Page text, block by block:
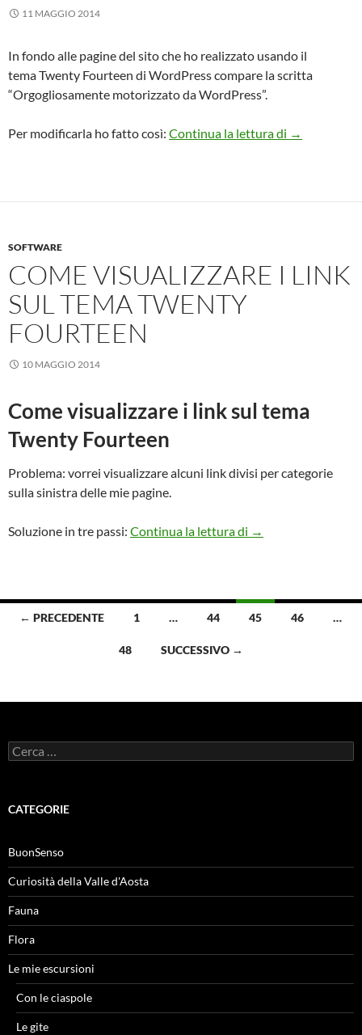
11 MAGGIO 2014
In fondo alle pagine del sito che ho realizzato usando il
tema Twenty Fourteen di WordPress compare la scritta
“Orgogliosamente motorizzato da WordPress”.
Per modificarla ho fatto così: Continua la lettura di Togliere o
→
SOFTWARE
COME VISUALIZZARE I LINK
SUL TEMA TWENTY
FOURTEEN
10 MAGGIO 2014
Come visualizzare i link sul tema
Twenty Fourteen
Problema: vorrei visualizzare alcuni link divisi per categorie
sulla sinistra delle mie pagine.
Soluzione in tre passi: Continua la lettura di Come visualizzare
→
Navigazione
← PRECEDENTE 1 … 44 45 46 …
48 SUCCESSIVO →
Ricerca
per:
CATEGORIE
BuonSenso
Curiosità della Valle d'Aosta
Fauna
Flora
Le mie escursioni
Con le ciaspole
Le gite